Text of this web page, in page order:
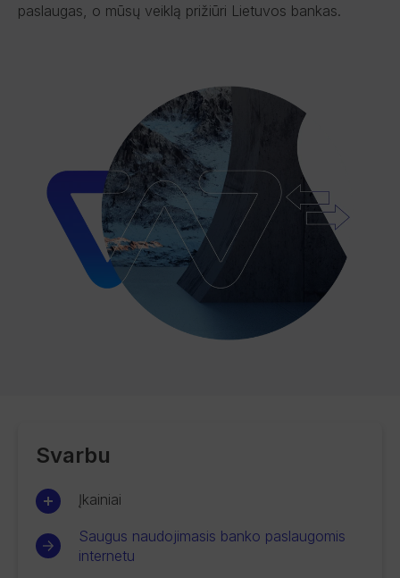
paslaugas, o mūsų veiklą prižiūri Lietuvos bankas.
Svarbu
Įkainiai
Saugus naudojimasis banko paslaugomis
internetu